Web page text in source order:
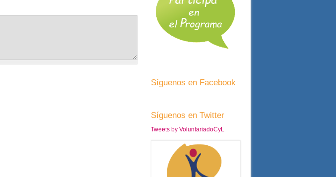
Síguenos en Facebook
Síguenos en Twitter
Tweets by VoluntariadoCyL